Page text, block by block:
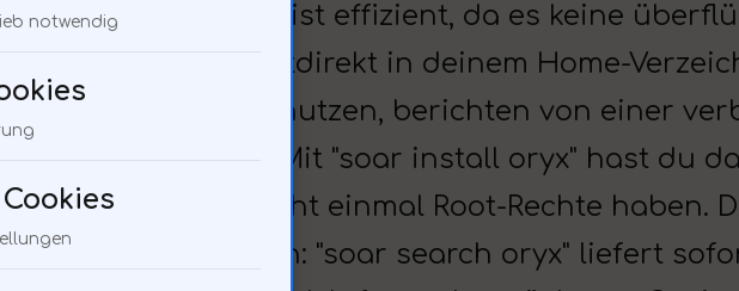
PkgForge ist effizient, da es keine
Du kannstdirekt in deinem Home-
die Soar nutzen, berichten von einer
Beispiel: Mit "soar install oryx" hast du
musst nicht einmal Root-Rechte haben.
ist einfach: "soar search oryx" liefert
notwendig